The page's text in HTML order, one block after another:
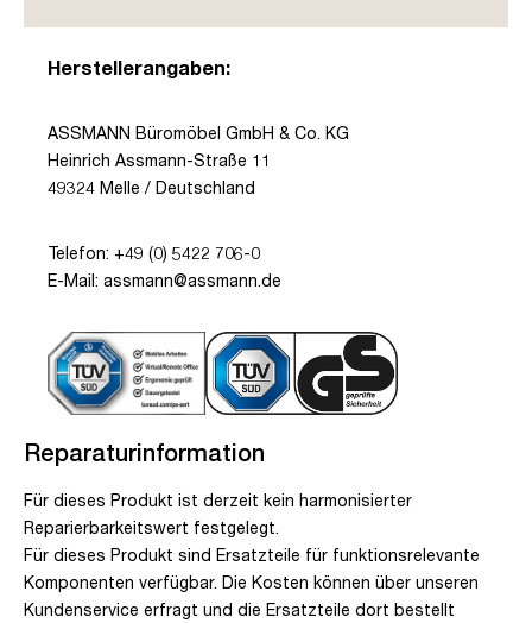
Herstellerangaben:
ASSMANN Büromöbel GmbH & Co. KG
Heinrich Assmann-Straße 11
49324 Melle / Deutschland
Telefon: +49 (0) 5422 706-0
E-Mail: assmann@assmann.de
Reparaturinformation
Für dieses Produkt ist derzeit kein harmonisierter
Reparierbarkeitswert festgelegt.
Für dieses Produkt sind Ersatzteile für funktionsrelevante
Komponenten verfügbar. Die Kosten können über unseren
Kundenservice erfragt und die Ersatzteile dort bestellt